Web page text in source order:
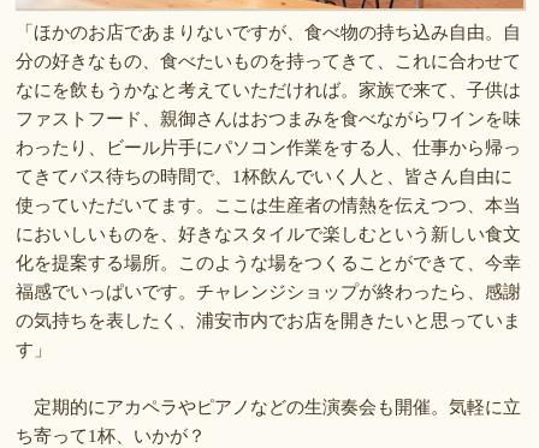
「ほかのお店であまりないですが、食べ物の持ち込み自由。自
分の好きなもの、食べたいものを持ってきて、これに合わせて
なにを飲もうかなと考えていただければ。家族で来て、子供は
ファストフード、親御さんはおつまみを食べながらワインを味
わったり、ビール片手にパソコン作業をする人、仕事から帰っ
てきてバス待ちの時間で、1杯飲んでいく人と、皆さん自由に
使っていただいてます。ここは生産者の情熱を伝えつつ、本当
においしいものを、好きなスタイルで楽しむという新しい食文
化を提案する場所。このような場をつくることができて、今幸
福感でいっぱいです。チャレンジショップが終わったら、感謝
の気持ちを表したく、浦安市内でお店を開きたいと思っていま
す」
定期的にアカペラやピアノなどの生演奏会も開催。気軽に立
ち寄って1杯、いかが？